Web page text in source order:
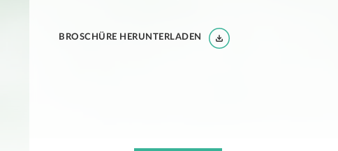
BROSCHÜRE HERUNTERLADEN